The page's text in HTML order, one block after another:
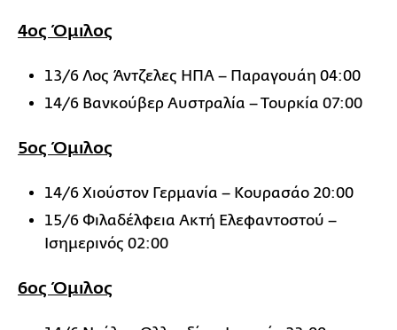
4ος Όμιλος
13/6 Λος Άντζελες ΗΠΑ – Παραγουάη 04:00
14/6 Βανκούβερ Αυστραλία – Τουρκία 07:00
5ος Όμιλος
14/6 Χιούστον Γερμανία – Κουρασάο 20:00
15/6 Φιλαδέλφεια Ακτή Ελεφαντοστού –
Ισημερινός 02:00
6ος Όμιλος